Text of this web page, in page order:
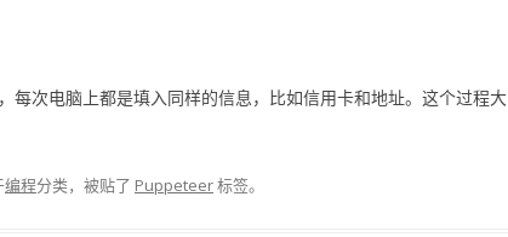
每次电脑上都是填入同样的信息，比如信用卡和地址。这个过程大
编程分类，被贴了 Puppeteer标签。